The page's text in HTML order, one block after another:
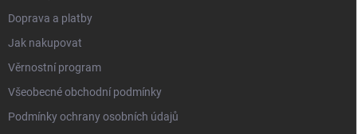
Doprava a platby
Jak nakupovat
Věrnostní program
Všeobecné obchodní podmínky
Podmínky ochrany osobních údajů